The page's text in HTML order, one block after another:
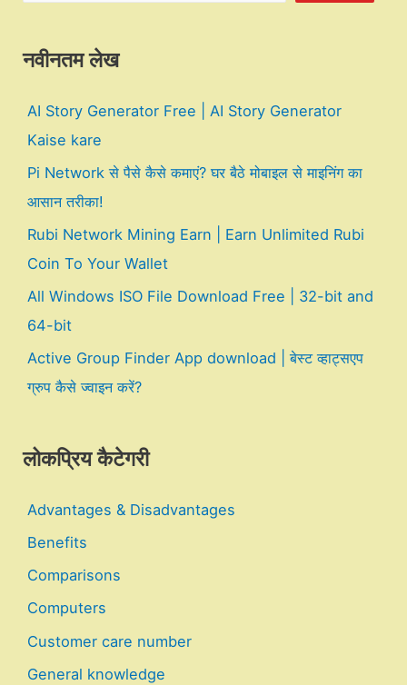
नवीनतम लेख
AI Story Generator Free | AI Story Generator
Kaise kare
Pi Network से पैसे कैसे कमाएं? घर बैठे मोबाइल से माइनिंग का
आसान तरीका!
Rubi Network Mining Earn | Earn Unlimited Rubi
Coin To Your Wallet
All Windows ISO File Download Free | 32-bit and
64-bit
Active Group Finder App download | बेस्ट व्हाट्सएप
ग्रुप कैसे ज्वाइन करें?
लोकप्रिय कैटेगरी
Advantages & Disadvantages
Benefits
Comparisons
Computers
Customer care number
General knowledge